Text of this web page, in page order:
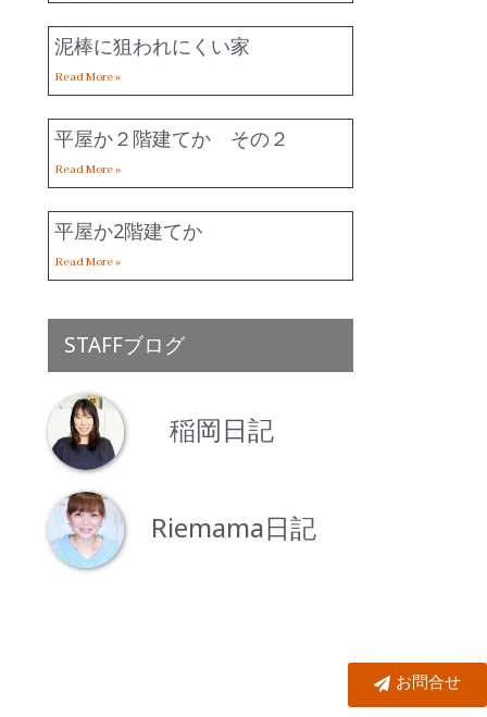
泥棒に狙われにくい家
Read More »
平屋か２階建てか その２
Read More »
平屋か2階建てか
Read More »
STAFFブログ
稲岡日記
Riemama日記
お問合せ